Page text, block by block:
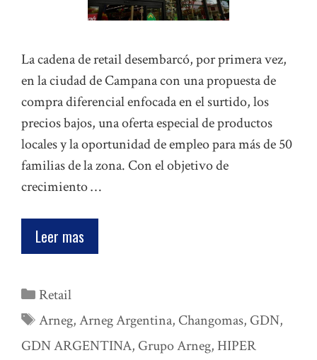
La cadena de retail desembarcó, por primera vez,
en la ciudad de Campana con una propuesta de
compra diferencial enfocada en el surtido, los
precios bajos, una oferta especial de productos
locales y la oportunidad de empleo para más de 50
familias de la zona. Con el objetivo de
crecimiento …
Leer mas
Categorías
Retail
Etiquetas
Arneg,Arneg Argentina, Changomas, GDN,
GDN ARGENTINA, Grupo Arneg, HIPER